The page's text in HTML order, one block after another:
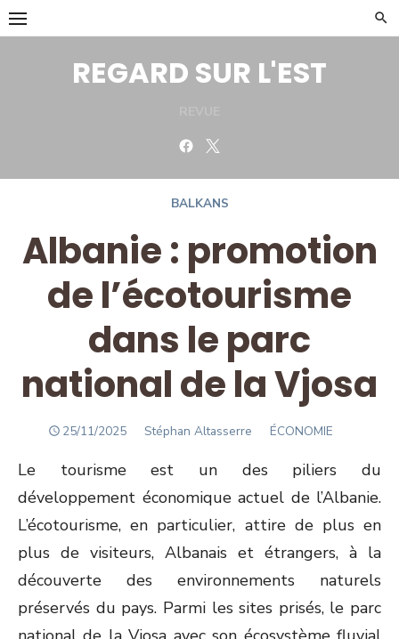
Skip
to
REGARD SUR L'EST
Facebook
BALKANS
Albanie : promotion
de l’écotourisme
dans le parc
national de la Vjosa
POSTED
25/11/2025 Author
Stéphan Altasserre ÉCONOMIE
Le tourisme est un des piliers du
développement économique actuel de l’Albanie.
L’écotourisme, en particulier, attire de plus en
plus de visiteurs, Albanais et étrangers, à la
découverte des environnements naturels
préservés du pays. Parmi les sites prisés, le parc